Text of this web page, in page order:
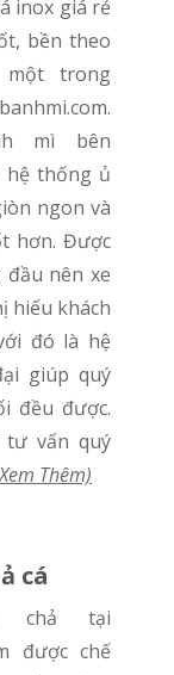
bền theo
trong
mì bên
hệ thống ủ
ngon và
hơn. Được
nên xe
hiếu khách
đó là hệ
giúp quý
đều được.
tư vấn quý
Thêm)
cá
được chế